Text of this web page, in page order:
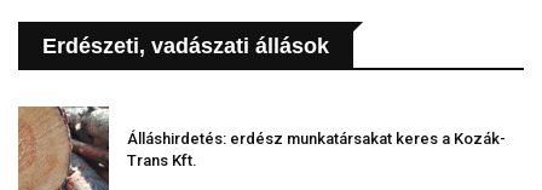
Erdészeti, vadászati állások
Álláshirdetés: erdész munkatársakat keres a Kozák-
Trans Kft.